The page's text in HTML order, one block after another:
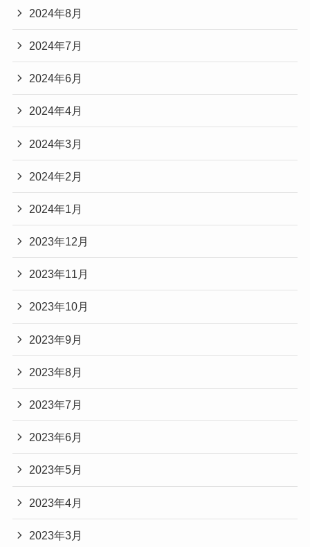
2024年8月
2024年7月
2024年6月
2024年4月
2024年3月
2024年2月
2024年1月
2023年12月
2023年11月
2023年10月
2023年9月
2023年8月
2023年7月
2023年6月
2023年5月
2023年4月
2023年3月